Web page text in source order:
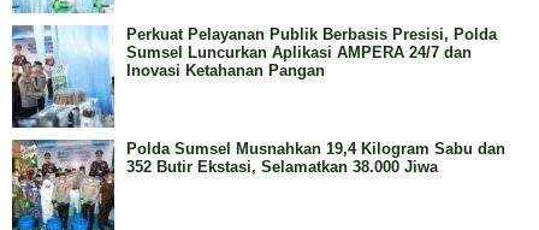
Perkuat Pelayanan Publik Berbasis Presisi, Polda
Sumsel Luncurkan Aplikasi AMPERA 24/7 dan
Inovasi Ketahanan Pangan
Polda Sumsel Musnahkan 19,4 Kilogram Sabu dan
352 Butir Ekstasi, Selamatkan 38.000 Jiwa